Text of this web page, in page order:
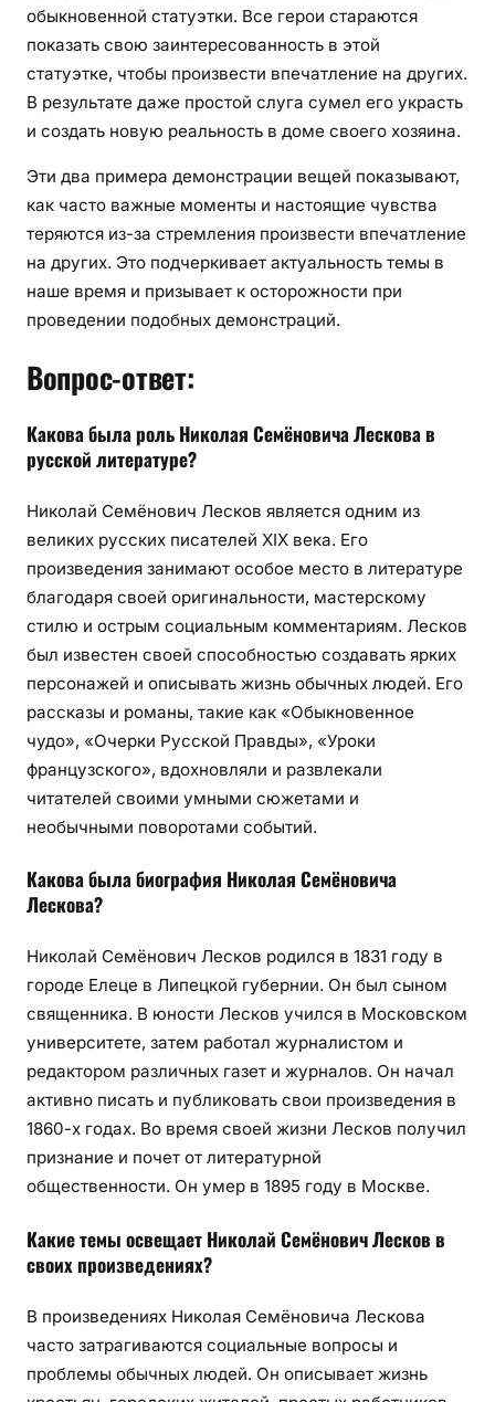
обыкновенной статуэтки. Все герои стараются
показать свою заинтересованность в этой
статуэтке, чтобы произвести впечатление на других.
В результате даже простой слуга сумел его украсть
и создать новую реальность в доме своего хозяина.
Эти два примера демонстрации вещей показывают,
как часто важные моменты и настоящие чувства
теряются из-за стремления произвести впечатление
на других. Это подчеркивает актуальность темы в
наше время и призывает к осторожности при
проведении подобных демонстраций.
Вопрос-ответ:
Какова была роль Николая Семёновича Лескова в
русской литературе?
Николай Семёнович Лесков является одним из
великих русских писателей XIX века. Его
произведения занимают особое место в литературе
благодаря своей оригинальности, мастерскому
стилю и острым социальным комментариям. Лесков
был известен своей способностью создавать ярких
персонажей и описывать жизнь обычных людей. Его
рассказы и романы, такие как «Обыкновенное
чудо», «Очерки Русской Правды», «Уроки
французского», вдохновляли и развлекали
читателей своими умными сюжетами и
необычными поворотами событий.
Какова была биография Николая Семёновича
Лескова?
Николай Семёнович Лесков родился в 1831 году в
городе Елеце в Липецкой губернии. Он был сыном
священника. В юности Лесков учился в Московском
университете, затем работал журналистом и
редактором различных газет и журналов. Он начал
активно писать и публиковать свои произведения в
1860-х годах. Во время своей жизни Лесков получил
признание и почет от литературной
общественности. Он умер в 1895 году в Москве.
Какие темы освещает Николай Семёнович Лесков в
своих произведениях?
В произведениях Николая Семёновича Лескова
часто затрагиваются социальные вопросы и
проблемы обычных людей. Он описывает жизнь